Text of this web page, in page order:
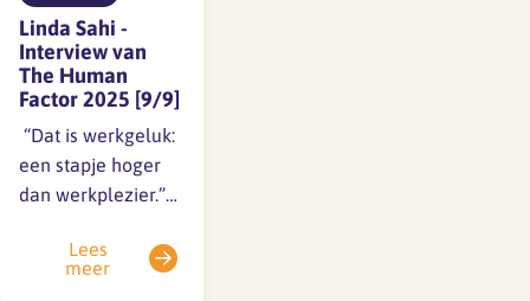
Linda Sahi -
Interview van
The Human
Factor 2025 [9/9]
️ “Dat is werkgeluk:
een stapje hoger
dan werkplezier.”
dan onze eigen
Lees
meer